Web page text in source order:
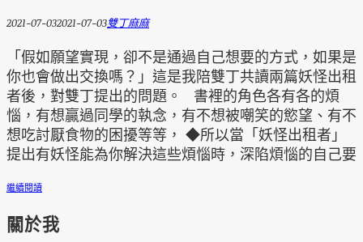
2021-07-032021-07-03雙丁麻麻
「假如願望實現，卻不是通過自己想要的方式，如果是
你也會做出交換嗎？」這是我陪雙丁共讀兩篇妖怪出租
者後，對雙丁提出的問題。 書裡的角色各有各的煩
惱，有想贏過同學的執念，有不想被嘲笑的慾望、有不
想吃討厭食物的困擾等等， ◆所以當「妖怪出租者」
提出有妖怪能為你解決這些煩惱時，深陷煩惱的自己要
繼續閱讀
關於我